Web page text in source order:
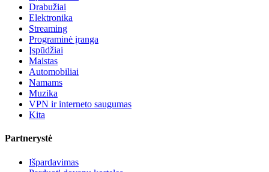
Drabužiai
Elektronika
Streaming
Programinė įranga
Įspūdžiai
Maistas
Automobiliai
Namams
Muzika
VPN ir interneto saugumas
Kita
Partnerystė
Išpardavimas